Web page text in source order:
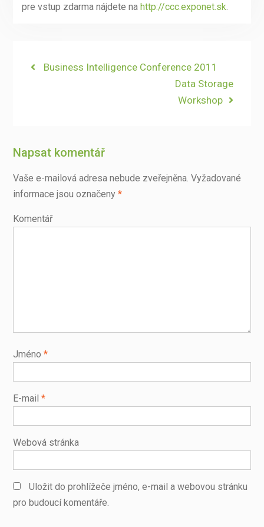
pre vstup zdarma nájdete na http://ccc.exponet.sk
Navigace
Previous
Business Intelligence Conference 2011
Next
post:
Data Storage
Workshop
Napsat komentář
Vaše e-mailová adresa nebude zveřejněna. Vyžadované
informace jsou označeny *
Komentář
Jméno *
E-mail *
Webová stránka
Uložit do prohlížeče jméno, e-mail a webovou stránku
pro budoucí komentáře.